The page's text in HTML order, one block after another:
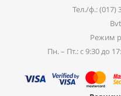
Тел./ф.: (017)
Режим
Пн. – Пт.: с 9:30 до